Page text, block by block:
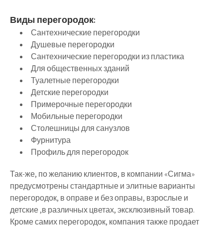
Виды перегородок:
Сантехнические перегородки
Душевые перегородки
Сантехнические перегородки из пластика
Для общественных зданий
Туалетные перегородки
Детские перегородки
Примерочные перегородки
Мобильные перегородки
Столешницы для санузлов
Фурнитура
Профиль для перегородок
Так-же, по желанию клиентов, в компании «Сигма»
предусмотрены стандартные и элитные варианты
перегородок, в оправе и без оправы, взрослые и
детские ,в различных цветах, эксклюзивный товар.
Кроме самих перегородок, компания также продает